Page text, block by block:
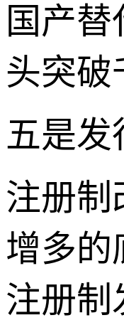
国产
头突破
五是发
注册制
增多的
注册制